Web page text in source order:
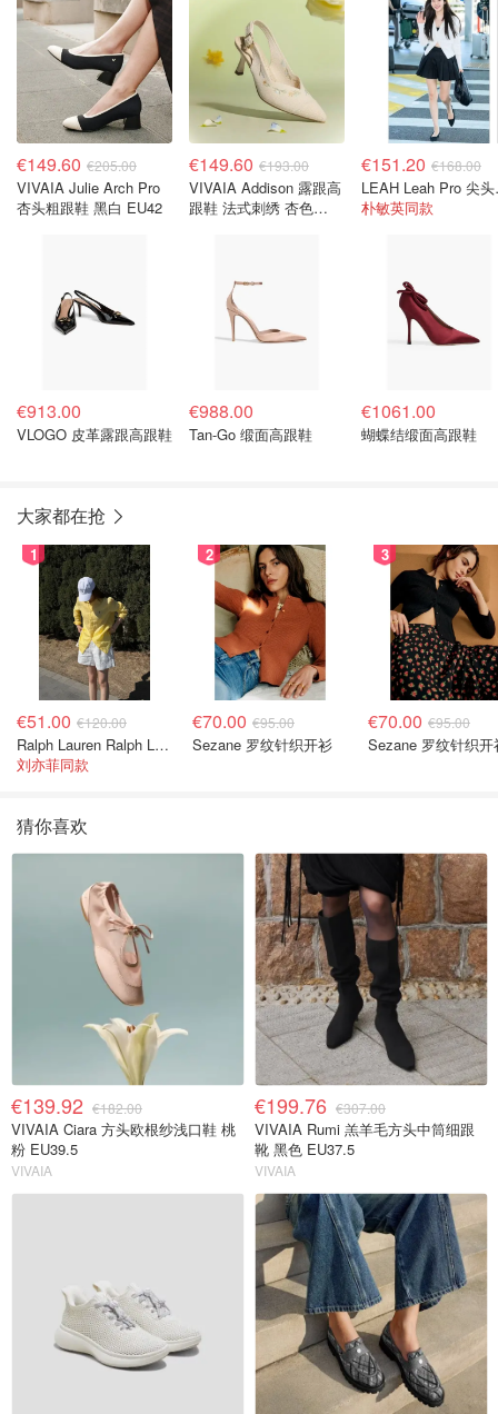
€149.60 €205.00
VIVAIA Julie Arch Pro
杏头粗跟鞋 黑白 EU42
€149.60 €193.00
VIVAIA Addison 露跟高
跟鞋 法式刺绣 杏色
€151.20 €168.00
朴敏英同款
€913.00
VLOGO 皮革露跟高跟鞋
€988.00
Tan-Go 缎面高跟鞋
€1061.00
蝴蝶结缎面高跟鞋
大家都在抢
1
€51.00 €120.00
Ralph Lauren Ralph Lauren 男童亚麻衬衫
刘亦菲同款
2
€70.00 €95.00
Sezane 罗纹针织开衫
3
€70.00 €95.00
Sezane 罗纹针织开
猜你喜欢
€139.92 €182.00
VIVAIA Ciara 方头欧根纱浅口鞋 桃
粉 EU39.5
VIVAIA
€199.76 €307.00
VIVAIA Rumi 羔羊毛方头中筒细跟
靴 黑色 EU37.5
VIVAIA